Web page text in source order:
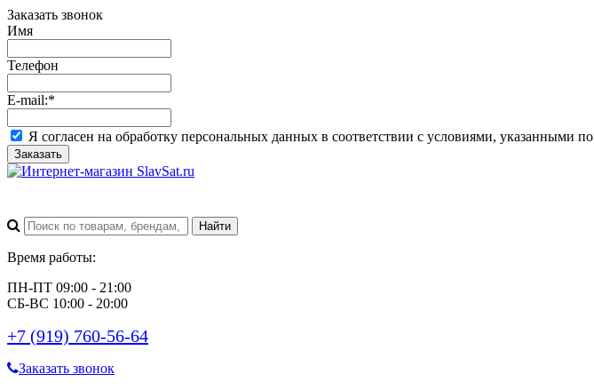
Заказать звонок
Имя
Телефон
E-mail:*
Я согласен на обработку персональных данных в соответствии с условиями, указанными по
Заказать
Время работы:
ПН-ПТ 09:00 - 21:00
СБ-ВС 10:00 - 20:00
+7 (919) 760-56-64
Заказать звонок